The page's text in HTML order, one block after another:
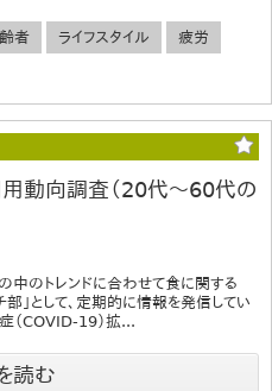
者 ライフスタイル 疲労
用動向調査（20代～60代の
中のトレンドに合わせて食に関する
」として、定期的に情報を発信してい
（COVID-19）拡...
読む